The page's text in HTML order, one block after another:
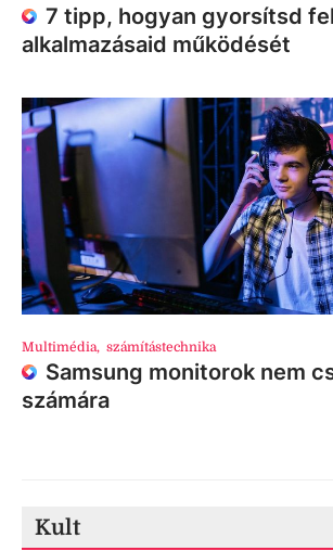
7 tipp, hogyan gyorsítsd
alkalmazásaid működését
Multimédia, számítástechnika
Samsung monitorok nem
számára
Kult